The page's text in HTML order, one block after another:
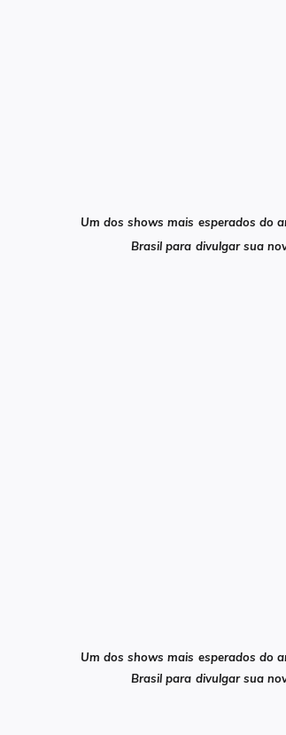
Um dos shows mais esperados do
Brasil para divulgar sua
Um dos shows mais esperados do
Brasil para divulgar sua